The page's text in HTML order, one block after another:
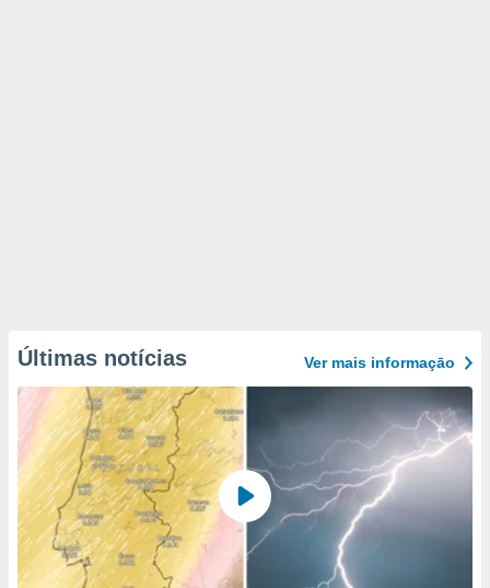
Últimas notícias Ver mais informaçāo